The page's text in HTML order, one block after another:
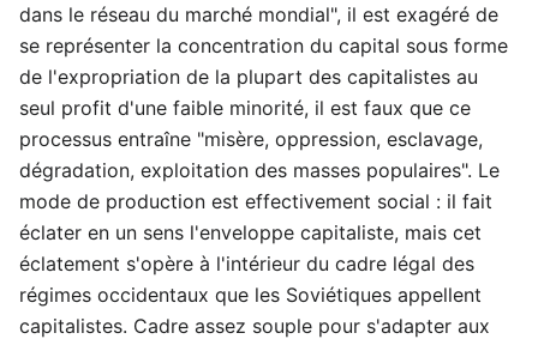
dans le réseau du marché mondial", il est exagéré de
se représenter la concentration du capital sous forme
de l'expropriation de la plupart des capitalistes au
seul profit d'une faible minorité, il est faux que ce
processus entraîne "misère, oppression, esclavage,
dégradation, exploitation des masses populaires". Le
mode de production est effectivement social : il fait
éclater en un sens l'enveloppe capitaliste, mais cet
éclatement s'opère à l'intérieur du cadre légal des
régimes occidentaux que les Soviétiques appellent
capitalistes. Cadre assez souple pour s'adapter aux